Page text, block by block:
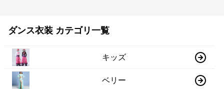
ダンス衣装 カテゴリ一覧
キッズ
ベリー